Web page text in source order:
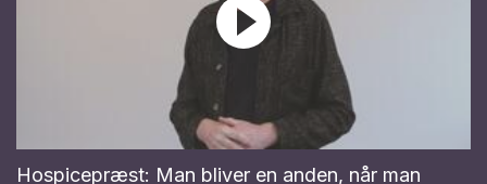
Hospicepræst: Man bliver en anden, når man